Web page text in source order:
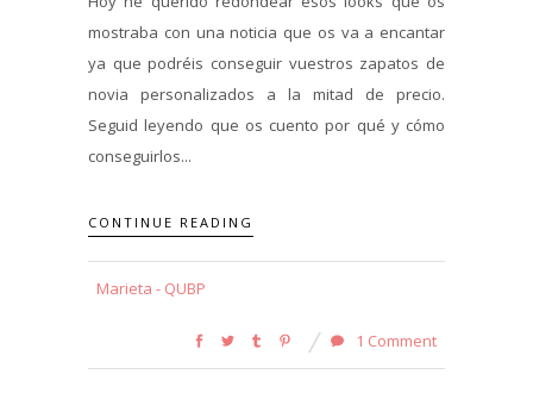
mostraba con una noticia que os va a encantar
ya que podréis conseguir vuestros zapatos de
novia personalizados a la mitad de precio.
Seguid leyendo que os cuento por qué y cómo
conseguirlos...
CONTINUE READING
Marieta - QUBP
1 Comment